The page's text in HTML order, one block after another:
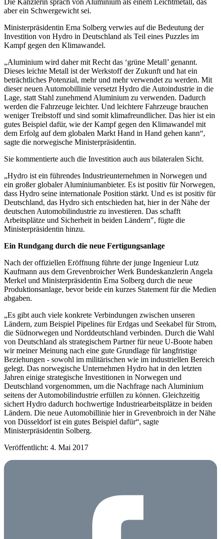
aber ein Schwergewicht sei.
Ministerpräsidentin Erna Solberg verwies auf die Bedeutung der
Investition von Hydro in Deutschland als Teil eines Puzzles im
Kampf gegen den Klimawandel.
„Aluminium wird daher mit Recht das ‘grüne Metall’ genannt.
Dieses leichte Metall ist der Werkstoff der Zukunft und hat ein
beträchtliches Potenzial, mehr und mehr verwendet zu werden. Mit
dieser neuen Automobillinie versetzt Hydro die Autoindustrie in die
Lage, statt Stahl zunehmend Aluminium zu verwenden. Dadurch
werden die Fahrzeuge leichter. Und leichtere Fahrzeuge brauchen
weniger Treibstoff und sind somit klimafreundlicher. Das hier ist ein
gutes Beispiel dafür, wie der Kampf gegen den Klimawandel mit
dem Erfolg auf dem globalen Markt Hand in Hand gehen kann“,
sagte die norwegische Ministerpräsidentin.
Sie kommentierte auch die Investition auch aus bilateralen Sicht.
„Hydro ist ein führendes Industrieunternehmen in Norwegen und
ein großer globaler Aluminiumanbieter. Es ist positiv für Norwegen,
dass Hydro seine internationale Position stärkt. Und es ist positiv für
Deutschland, das Hydro sich entschieden hat, hier in der Nähe der
deutschen Automobilindustrie zu investieren. Das schafft
Arbeitsplätze und Sicherheit in beiden Ländern", fügte die
Ministerpräsidentin hinzu.
Ein Rundgang durch die neue Fertigungsanlage
Nach der offiziellen Eröffnung führte der junge Ingenieur Lutz
Kaufmann aus dem Grevenbroicher Werk Bundeskanzlerin Angela
Merkel und Ministerpräsidentin Erna Solberg durch die neue
Produktionsanlage, bevor beide ein kurzes Statement für die Medien
abgaben.
„Es gibt auch viele konkrete Verbindungen zwischen unseren
Ländern, zum Beispiel Pipelines für Erdgas und Seekabel für Strom,
die Südnorwegen und Norddeutschland verbinden. Durch die Wahl
von Deutschland als strategischem Partner für neue U-Boote haben
wir meiner Meinung nach eine gute Grundlage für langfristige
Beziehungen - sowohl im militärischen wie im industriellen Bereich
gelegt. Das norwegische Unternehmen Hydro hat in den letzten
Jahren einige strategische Investitionen in Norwegen und
Deutschland vorgenommen, um die Nachfrage nach Aluminium
seitens der Automobilindustrie erfüllen zu können. Gleichzeitig
sichert Hydro dadurch hochwertige Industriearbeitsplätze in beiden
Ländern. Die neue Automobillinie hier in Grevenbroich in der Nähe
von Düsseldorf ist ein gutes Beispiel dafür“, sagte
Ministerpräsidentin Solberg.
Veröffentlicht: 4. Mai 2017